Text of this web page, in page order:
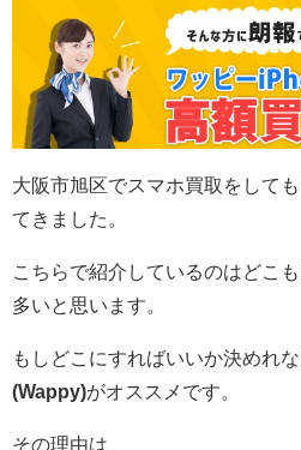
大阪市旭区でスマホ買取をして
てきました。
こちらで紹介しているのはどこ
多いと思います。
もしどこにすればいいか決めれ
(Wappy)がオススメです。
その理由は